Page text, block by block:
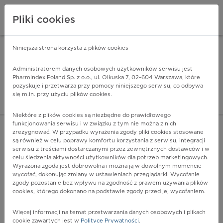
Pharmindex - lider
ZALOGUJ SIĘ
D03.1 - Czerniak in situ powieki, łącznie z kątem oka
Więcej na lekiicd10.pl
Pliki cookies
Niniejsza strona korzysta z plików cookies
Administratorem danych osobowych użytkowników serwisu jest
Pharmindex Poland Sp. z o.o., ul. Olkuska 7, 02-604 Warszawa, które
pozyskuje i przetwarza przy pomocy niniejszego serwisu, co odbywa
się m.in. przy użyciu plików cookies.
Niektóre z plików cookies są niezbędne do prawidłowego
funkcjonowania serwisu i w związku z tym nie można z nich
zrezygnować. W przypadku wyrażenia zgody pliki cookies stosowane
są również w celu poprawy komfortu korzystania z serwisu, integracji
serwisu z treściami dostarczanymi przez zewnętrznych dostawców i w
celu śledzenia aktywności użytkowników dla potrzeb marketingowych.
Wyrażona zgoda jest dobrowolna i można ją w dowolnym momencie
wycofać, dokonując zmiany w ustawieniach przeglądarki. Wycofanie
zgody pozostanie bez wpływu na zgodność z prawem używania plików
cookies, którego dokonano na podstawie zgody przed jej wycofaniem.
Więcej informacji na temat przetwarzania danych osobowych i plikach
cookie zawartych jest w Polityce Prywatności.
ZA DARMO - w Google Play INSTALUJ